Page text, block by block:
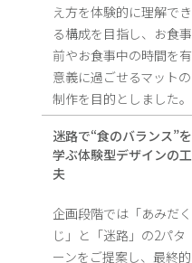
え方を体験的に理解でき
る構成を目指し、お食事
前やお食事中の時間を有
意義に過ごせるマットの
制作を目的としました。
迷路で“食のバランス”を
学ぶ体験型デザインの工
夫
企画段階では「あみだく
じ」と「迷路」の2パタ
ーンをご提案し、最終的